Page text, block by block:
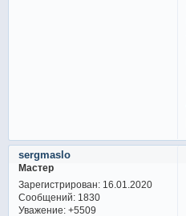
sergmaslo
Мастер
Зарегистрирован: 16.01.2020
Сообщений:1830
Уважение: +5509